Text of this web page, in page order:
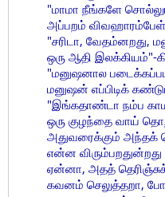
"மாமா நீங்களே
அப்பறம்
"சரிடா, வேதம்னறது,
ஒரு ஆதி இலக்கியம்"-
"மனுஷனால
மனுஷன் எப்பிடிக்
"இங்கதாண்டா நம்ப
ஒரு குழந்தை வாய்
அதுவரைக்கும்
என்ன
ஏன்னா, அதத்
கவனம் செலுத்தறா,